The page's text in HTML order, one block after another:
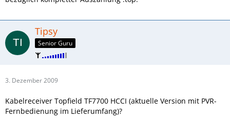
Tipsy
Senior Guru
3. Dezember 2009
Kabelreceiver Topfield TF7700 HCCI (aktuelle Version mit PVR-
Fernbedienung im Lieferumfang)?